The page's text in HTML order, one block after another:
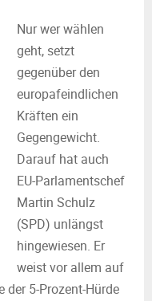
Nur wer wählen
geht, setzt
gegenüber den
europafeindlichen
Kräften ein
Gegengewicht.
Darauf hat auch
EU-Parlamentschef
Martin Schulz
(SPD) unlängst
hingewiesen. Er
weist vor allem auf
der 5-Prozent-Hürde